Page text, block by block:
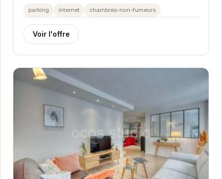
Idéal pour un séjour confortable et relaxant.
parking internet chambres-non-fumeurs
Voir l'offre